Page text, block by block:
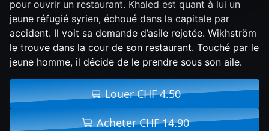
pour ouvrir un restaurant. Khaled est quant à lui un
jeune réfugié syrien, échoué dans la capitale par
accident. Il voit sa demande d’asile rejetée. Wikhström
le trouve dans la cour de son restaurant. Touché par le
jeune homme, il décide de le prendre sous son aile.
Louer CHF 4.50
Acheter CHF 14.90